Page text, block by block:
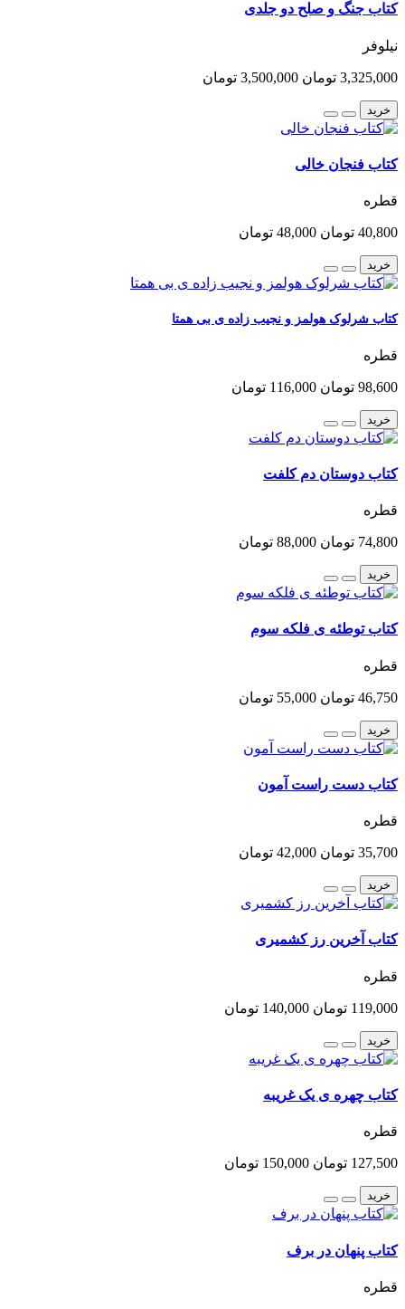
کتاب جنگ و صلح دو جلدی
نیلوفر
3,325,000 تومان 3,500,000 تومان
خرید
کتاب فنجان خالی
قطره
40,800 تومان 48,000 تومان
خرید
کتاب شرلوک هولمز و نجیب زاده ی بی همتا
قطره
98,600 تومان 116,000 تومان
خرید
کتاب دوستان دم کلفت
قطره
74,800 تومان 88,000 تومان
خرید
کتاب توطئه ی فلکه سوم
قطره
46,750 تومان 55,000 تومان
خرید
کتاب دست راست آمون
قطره
35,700 تومان 42,000 تومان
خرید
کتاب آخرین رز کشمیری
قطره
119,000 تومان 140,000 تومان
خرید
کتاب چهره ی یک غریبه
قطره
127,500 تومان 150,000 تومان
خرید
کتاب پنهان در برف
قطره